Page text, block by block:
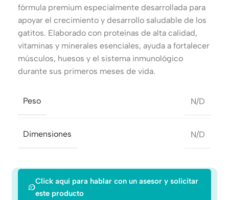
fórmula premium especialmente desarrollada para
apoyar el crecimiento y desarrollo saludable de los
gatitos. Elaborado con proteínas de alta calidad,
vitaminas y minerales esenciales, ayuda a fortalecer
músculos, huesos y el sistema inmunológico
durante sus primeros meses de vida.
Peso N/D
Dimensiones N/D
Click aquí para hablar con un asesor y solicitar
este producto